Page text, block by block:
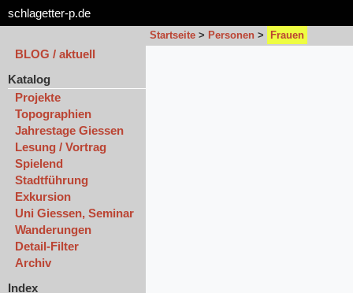
schlagetter-p.de
Startseite > Personen > Frauen
BLOG / aktuell
Katalog
Projekte
Topographien
Jahrestage Giessen
Lesung / Vortrag
Spielend
Stadtführung
Exkursion
Uni Giessen, Seminar
Wanderungen
Detail-Filter
Archiv
Index